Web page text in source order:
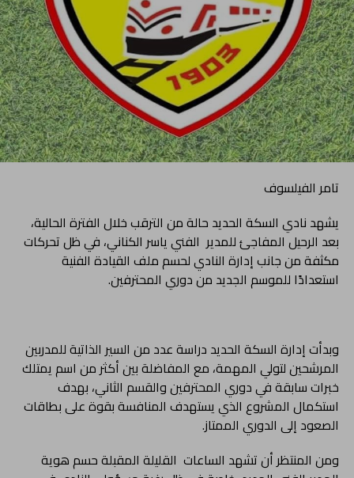
تامر الفيلسوف
يشهد نادي السكة الحديد حالة من الترقب خلال الفترة الحالية،
بعد الرحيل المفاجئ للمدير الفني ياسر الكناني، في ظل تحركات
مكثفة من جانب إدارة النادي لحسم ملف القيادة الفنية
استعدادًا للموسم الجديد من دوري المحترفين.
وبدأت إدارة السكة الحديد دراسة عدد من السير الذاتية للمدربين
المرشحين لتولي المهمة، مع المفاضلة بين أكثر من اسم يمتلك
خبرات سابقة في دوري المحترفين والقسم الثاني، بهدف
استكمال المشروع الذي يستهدف المنافسة بقوة على بطاقات
الصعود إلى الدوري الممتاز.
ومن المنتظر أن تشهد الساعات القليلة المقبلة حسم هوية